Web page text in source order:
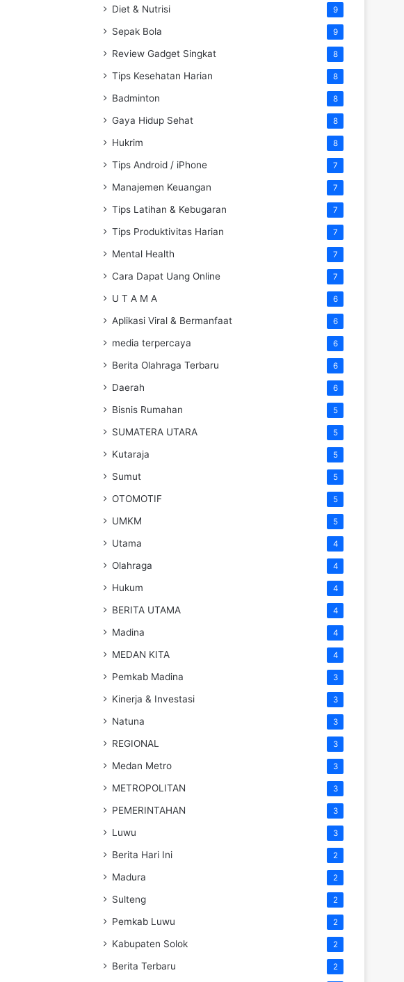
Diet & Nutrisi 9
Sepak Bola 9
Review Gadget Singkat 8
Tips Kesehatan Harian 8
Badminton 8
Gaya Hidup Sehat 8
Hukrim 8
Tips Android / iPhone 7
Manajemen Keuangan 7
Tips Latihan & Kebugaran 7
Tips Produktivitas Harian 7
Mental Health 7
Cara Dapat Uang Online 7
U T A M A 6
Aplikasi Viral & Bermanfaat 6
media terpercaya 6
Berita Olahraga Terbaru 6
Daerah 6
Bisnis Rumahan 5
SUMATERA UTARA 5
Kutaraja 5
Sumut 5
OTOMOTIF 5
UMKM 5
Utama 4
Olahraga 4
Hukum 4
BERITA UTAMA 4
Madina 4
MEDAN KITA 4
Pemkab Madina 3
Kinerja & Investasi 3
Natuna 3
REGIONAL 3
Medan Metro 3
METROPOLITAN 3
PEMERINTAHAN 3
Luwu 3
Berita Hari Ini 2
Madura 2
Sulteng 2
Pemkab Luwu 2
Kabupaten Solok 2
Berita Terbaru 2